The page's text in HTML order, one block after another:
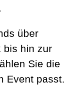
über
bis hin zur
Sie die
Event passt.